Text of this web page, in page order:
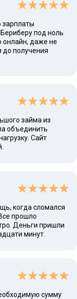
зарплаты
под ноль
онлайн, даже не
до получения
займа из
объединить
Сайт
когда сломался
прошло
Деньги пришли
минут.
сумму